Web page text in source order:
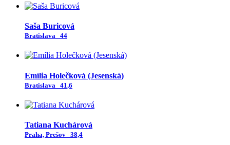
Saša Buricová
Bratislava 44
Emília Holečková (Jesenská)
Bratislava 41,6
Tatiana Kuchárová
Praha, Prešov 38,4